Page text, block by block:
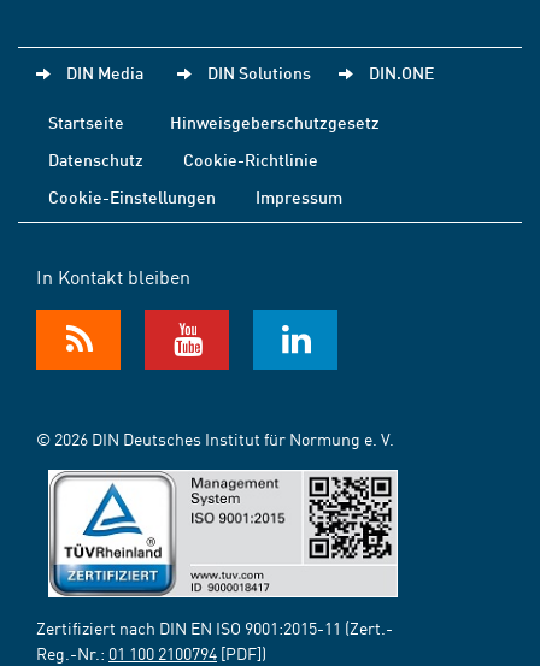
DIN Media DIN Solutions DIN.ONE
Startseite
Hinweisgeberschutzgesetz
Datenschutz
Cookie-Richtlinie
Cookie-Einstellungen
Impressum
In Kontakt bleiben
© 2026 DIN Deutsches Institut für Normung e. V.
Zertifiziert nach DIN EN ISO 9001:2015-11 (Zert.-
Reg.-Nr.: 01 100 2100794 [PDF])